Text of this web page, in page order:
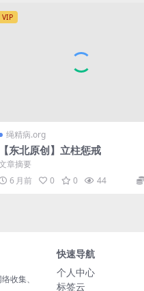
VIP
绳精病.org
【东北原创】立柱惩戒
章摘要
6 月前
0 0 44
收集、
快速导航
个人中心
标签云